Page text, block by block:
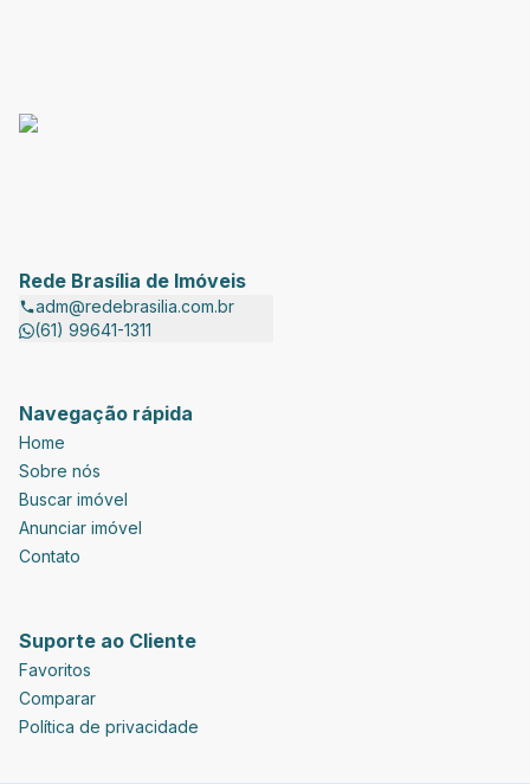
Rede Brasília de Imóveis
adm@redebrasilia.com.br
(61) 99641-1311
Navegação rápida
Home
Sobre nós
Buscar imóvel
Anunciar imóvel
Contato
Suporte ao Cliente
Favoritos
Comparar
Política de privacidade